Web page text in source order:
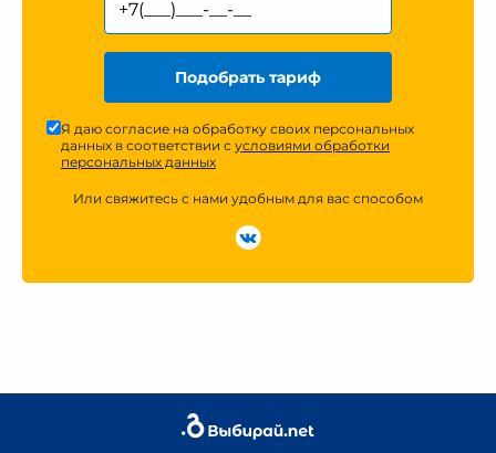
Подобрать тариф
Я даю согласие на обработку своих персональных
данных в соответствии с условиями обработки
персональных данных
Или свяжитесь с нами удобным для вас способом